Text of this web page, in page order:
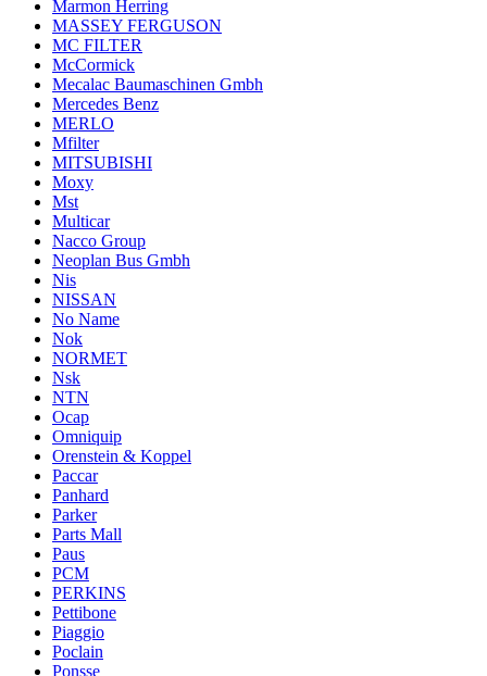
Marmon Herring
MASSEY FERGUSON
MC FILTER
McCormick
Mecalac Baumaschinen Gmbh
Mercedes Benz
MERLO
Mfilter
MITSUBISHI
Moxy
Mst
Multicar
Nacco Group
Neoplan Bus Gmbh
Nis
NISSAN
No Name
Nok
NORMET
Nsk
NTN
Ocap
Omniquip
Orenstein & Koppel
Paccar
Panhard
Parker
Parts Mall
Paus
PCM
PERKINS
Pettibone
Piaggio
Poclain
Ponsse